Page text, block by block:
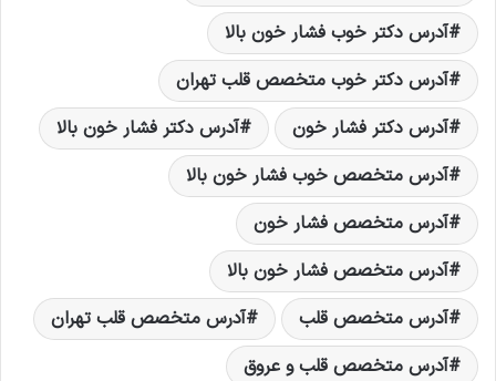
آدرس دکتر خوب فشار خون بالا
آدرس دکتر خوب متخصص قلب تهران
آدرس دکتر فشار خون
آدرس دکتر فشار خون بالا
آدرس متخصص خوب فشار خون بالا
آدرس متخصص فشار خون
آدرس متخصص فشار خون بالا
آدرس متخصص قلب
آدرس متخصص قلب تهران
آدرس متخصص قلب و عروق